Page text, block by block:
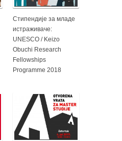
Стипендије за младе
истраживаче:
UNESCO / Keizo
Obuchi Research
Fellowships
Programme 2018